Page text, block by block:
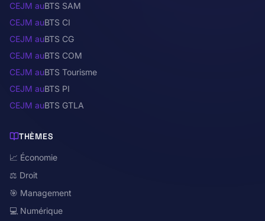
CEJM auBTS SAM
CEJM auBTS CI
CEJM auBTS CG
CEJM auBTS COM
CEJM auBTS Tourisme
CEJM auBTS PI
CEJM auBTS GTLA
THÈMES
📈 Économie
⚖️ Droit
🎯 Management
💻 Numérique